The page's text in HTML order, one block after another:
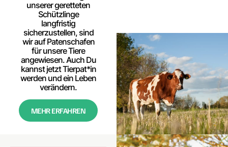
unserer geretteten
Schützlinge
langfristig
sicherzustellen, sind
wir auf Patenschafen
für unsere Tiere
angewiesen. Auch Du
kannst jetzt Tierpat*in
werden und ein Leben
verändern.
MEHR ERFAHREN